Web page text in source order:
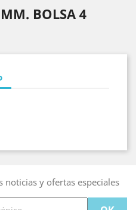
BOLSA 4
y ofertas especiales